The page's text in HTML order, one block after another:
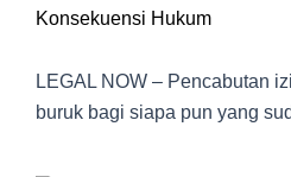
Konsekuensi Hukum
LEGAL NOW – Pencabutan
buruk bagi siapa pun yang